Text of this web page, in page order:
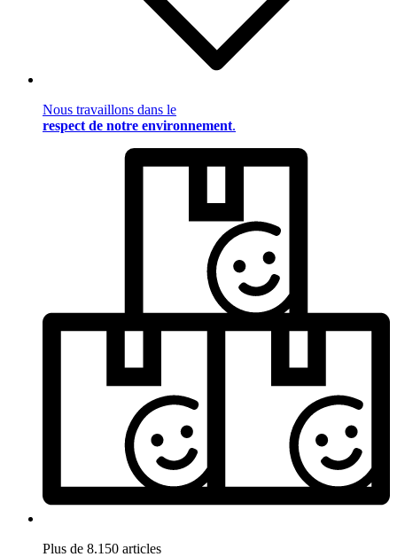
Nous travaillons dans le
respect de notre environnement.
Plus de 8.150 articles